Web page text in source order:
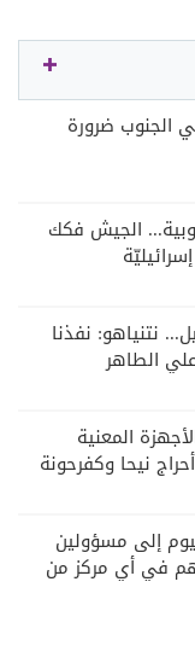
الجنوب ضرورة
الجيش فكك
نتنياهو: نفذنا
الطاهر
المعنية
نيحا وكفرحونة
إلى مسؤولين
في أي مركز من